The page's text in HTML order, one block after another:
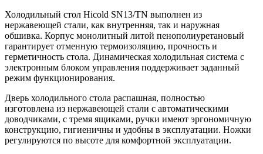
Холодильный стол Hicold SN13/TN выполнен из
нержавеющей стали, как внутренняя, так и наружная
обшивка. Корпус монолитный литой пенополиуретановый
гарантирует отменную термоизоляцию, прочность и
герметичность стола. Динамическая холодильная система с
электронным блоком управления поддерживает заданный
режим функционирования.
Дверь холодильного стола распашная, полностью
изготовлена из нержавеющей стали с автоматическими
доводчиками, с тремя ящиками, ручки имеют эргономичную
конструкцию, гигиеничны и удобны в эксплуатации. Ножки
регулируются по высоте для комфортной эксплуатации.